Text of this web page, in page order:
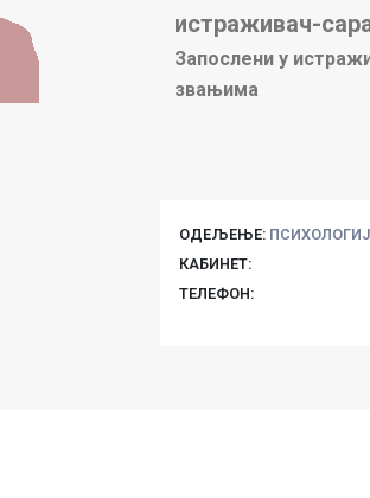
истраживач-
Запослени у
звањима
ОДЕЉЕЊЕ:
КАБИНЕТ:
ТЕЛЕФОН: